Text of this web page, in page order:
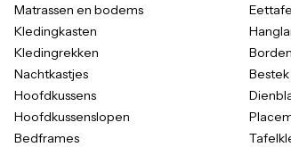
Matrassen en bodems
Kledingkasten
Kledingrekken
Nachtkastjes
Hoofdkussens
Hoofdkussenslopen
Bedframes
Borden
Bestek